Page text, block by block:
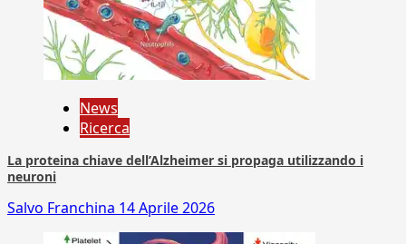
News
Ricerca
La proteina chiave dell’Alzheimer si propaga utilizzando i
neuroni
Salvo Franchina 14 Aprile 2026